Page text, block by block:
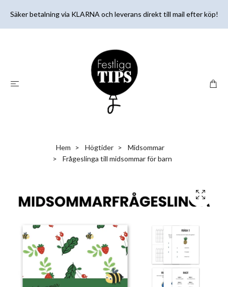
Säker betalning via KLARNA och leverans direkt till mail efter köp!
Hem Högtider
Midsommar
Frågeslinga till midsommar för barn